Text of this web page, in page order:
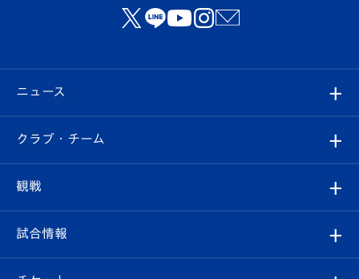
ニュース
すべて
クラブ
試合情報
クラブ・チーム
クラブ概要
観戦
観戦ルール
試合情報